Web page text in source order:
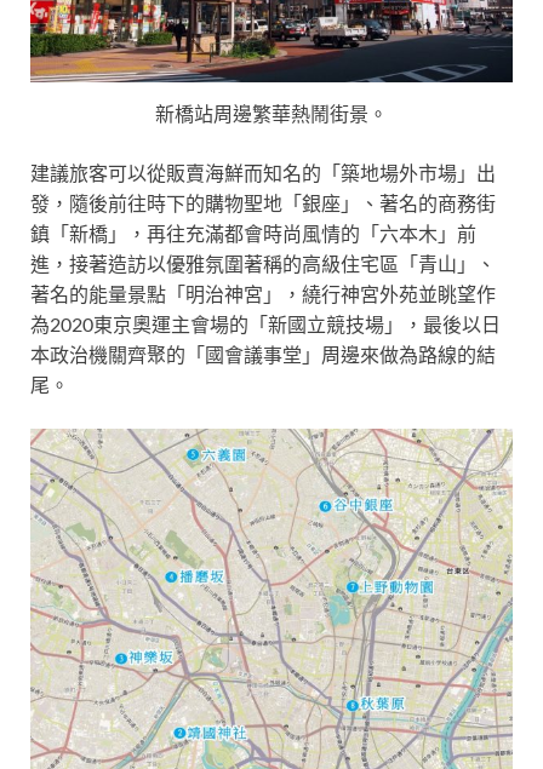
新橋站周邊繁華熱鬧街景。
建議旅客可以從販賣海鮮而知名的「築地場外市場」出
發，隨後前往時下的購物聖地「銀座」、著名的商務街
鎮「新橋」，再往充滿都會時尚風情的「六本木」前
進，接著造訪以優雅氛圍著稱的高級住宅區「青山」、
著名的能量景點「明治神宮」，繞行神宮外苑並眺望作
為2020東京奧運主會場的「新國立競技場」，最後以日
本政治機關齊聚的「國會議事堂」周邊來做為路線的結
尾。